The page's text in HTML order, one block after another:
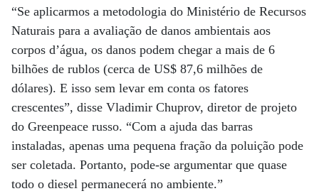
“Se aplicarmos a metodologia do Ministério de Recursos
Naturais para a avaliação de danos ambientais aos
corpos d’água, os danos podem chegar a mais de 6
bilhões de rublos (cerca de US$ 87,6 milhões de
dólares). E isso sem levar em conta os fatores
crescentes”, disse Vladimir Chuprov, diretor de projeto
do Greenpeace russo. “Com a ajuda das barras
instaladas, apenas uma pequena fração da poluição pode
ser coletada. Portanto, pode-se argumentar que quase
todo o diesel permanecerá no ambiente.”